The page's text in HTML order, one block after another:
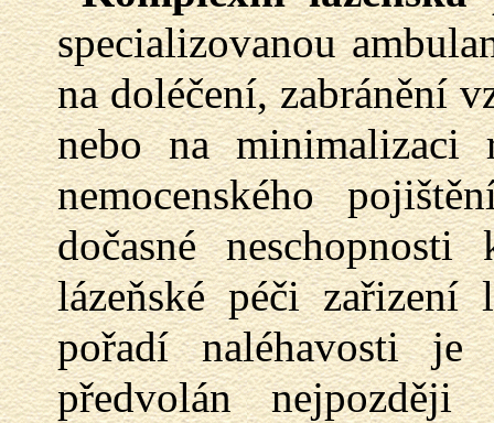
specializovanou
na doléčení, zabránění
nebo na minimalizaci
nemocenského
dočasné
lázeňské péči zařizení
pořadí naléhavosti
předvolán